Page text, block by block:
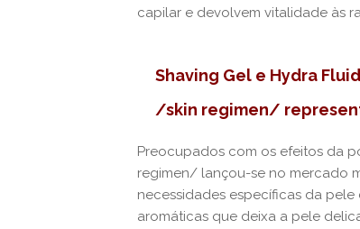
capilar e devolvem vitalidade às
Shaving Gel e Hydra Fluid
/skin regimen/
Preocupados com os efeitos da
regimen/ lançou-se no mercado
necessidades específicas da
aromáticas que deixa a pele